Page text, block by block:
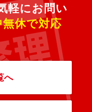
軽にお問い
無休で対応
へ